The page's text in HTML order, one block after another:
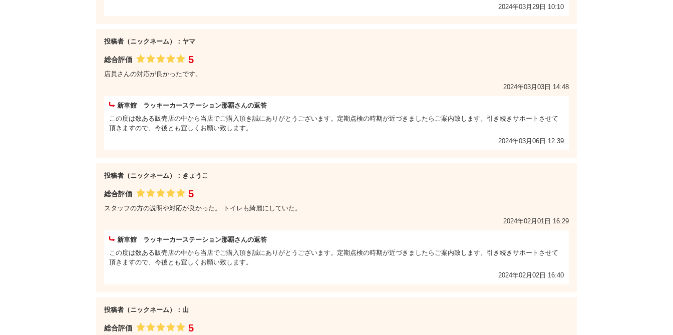
2024年03月29日 10:10
投稿者（ニックネーム）：ヤマ
総合評価 5
店員さんの対応が良かったです。
2024年03月03日 14:48
新車館 ラッキーカーステーション那覇さんの返答
この度は数ある販売店の中から当店でご購入頂き誠にありがとうございます。定期点検の時期が近づきましたらご案内致します。引き続きサポートさせて
頂きますので、今後とも宜しくお願い致します。
2024年03月06日 12:39
投稿者（ニックネーム）：きょうこ
総合評価 5
スタッフの方の説明や対応が良かった。 トイレも綺麗にしていた。
2024年02月01日 16:29
新車館 ラッキーカーステーション那覇さんの返答
この度は数ある販売店の中から当店でご購入頂き誠にありがとうございます。定期点検の時期が近づきましたらご案内致します。引き続きサポートさせて
頂きますので、今後とも宜しくお願い致します。
2024年02月02日 16:40
投稿者（ニックネーム）：山
総合評価 5